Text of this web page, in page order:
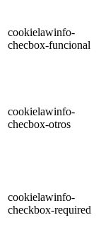
cookielawinfo-
checbox-funcional
cookielawinfo-
checbox-otros
cookielawinfo-
checkbox-required